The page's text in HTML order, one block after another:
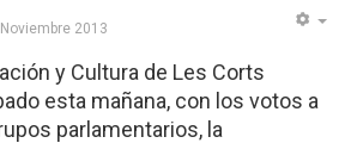
2013
y Cultura de Les Corts
esta mañana, con los votos a
parlamentarios, la